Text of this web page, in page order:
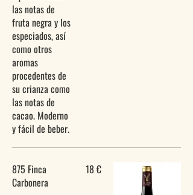
las notas de
fruta negra y los
especiados, así
como otros
aromas
procedentes de
su crianza como
las notas de
cacao. Moderno
y fácil de beber.
875 Finca
Carbonera
18 €